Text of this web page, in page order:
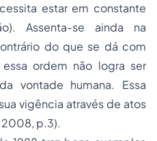
estar em constante
Assenta-se ainda na
do que se dá com
ordem não logra ser
vontade humana. Essa
vigência através de atos
2008, p.3).